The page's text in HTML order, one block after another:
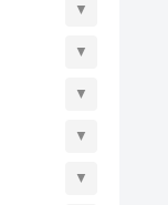
▼
▼
▼
▼
▼